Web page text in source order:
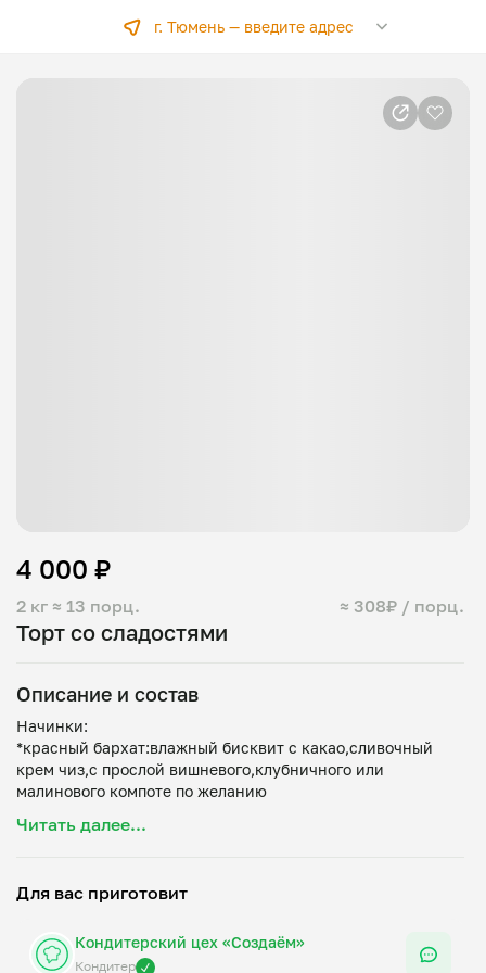
г. Тюмень — введите адрес
Торт со сладостями
2 кг ≈ 13 порц. ≈ 308₽ / порц.
4 000 ₽
Описание и состав
Начинки:
*красный бархат:влажный бисквит с какао,сливочный
крем чиз,с прослой вишневого,клубничного или
малинового компоте по желанию
шоколадный крем чиз,шоколадная намелака или
молочной пропиткой, ванильный кремчиз с
*Смородина-лимон-клубника:лимонный бисквит,
смородиновый крем чиз с прослойкой клубничного
Читать далее...
Для вас приготовит
Кондитерский цех «Создаём»
Кондитер